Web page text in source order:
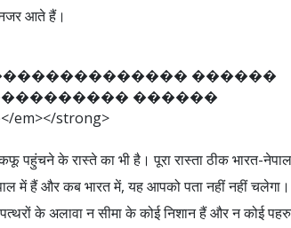
आते हैं।
������������� ������
��������� ������
</em></strong>
के रास्ते का भी है। पूरा रास्ता ठीक भारत-
में हैं और कब भारत में, यह आपको पता नहीं नहीं चलेगा।
के अलावा न सीमा के कोई निशान हैं और न कोई